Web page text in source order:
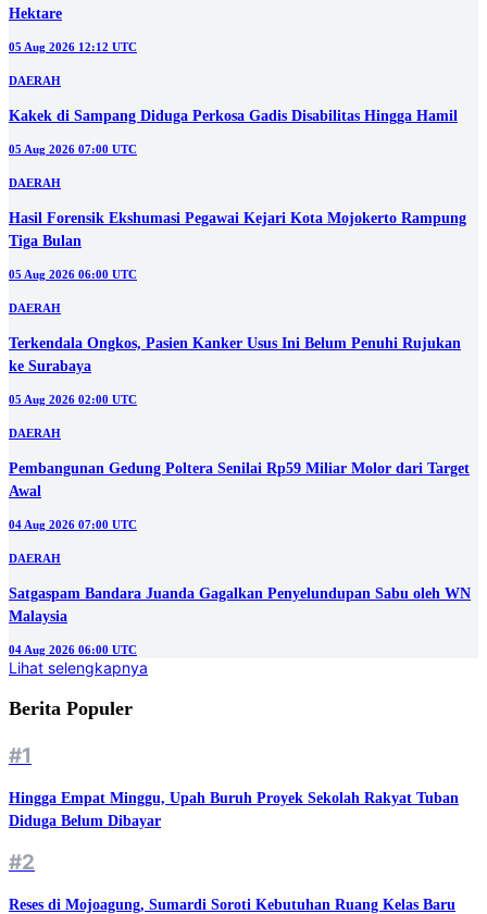
Hektare
05 Aug 2026 12:12 UTC
DAERAH
Kakek di Sampang Diduga Perkosa Gadis Disabilitas Hingga Hamil
05 Aug 2026 07:00 UTC
DAERAH
Hasil Forensik Ekshumasi Pegawai Kejari Kota Mojokerto Rampung
Tiga Bulan
05 Aug 2026 06:00 UTC
DAERAH
Terkendala Ongkos, Pasien Kanker Usus Ini Belum Penuhi Rujukan
ke Surabaya
05 Aug 2026 02:00 UTC
DAERAH
Pembangunan Gedung Poltera Senilai Rp59 Miliar Molor dari Target
Awal
04 Aug 2026 07:00 UTC
DAERAH
Satgaspam Bandara Juanda Gagalkan Penyelundupan Sabu oleh WN
Malaysia
04 Aug 2026 06:00 UTC
Lihat selengkapnya
Berita Populer
#1
Hingga Empat Minggu, Upah Buruh Proyek Sekolah Rakyat Tuban
Diduga Belum Dibayar
#2
Reses di Mojoagung, Sumardi Soroti Kebutuhan Ruang Kelas Baru